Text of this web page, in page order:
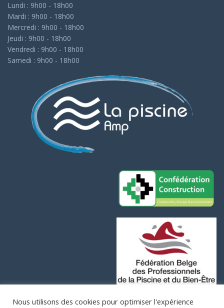
Lundi : 9h00 - 18h00
Mardi : 9h00 - 18h00
Mercredi : 9h00 - 18h00
Jeudi : 9h00 - 18h00
Vendredi : 9h00 - 18h00
Samedi : 9h00 - 18h00
Nous utilisons des cookies pour optimiser l'expérience
Assistant AMP Piscines
Où êtes-vous situés ?
Quels types de piscines construisez-vous ?